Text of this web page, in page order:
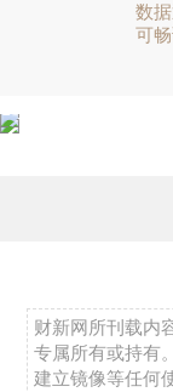
数
可
财新网所刊载内
专属所有或持有
建立镜像等任何